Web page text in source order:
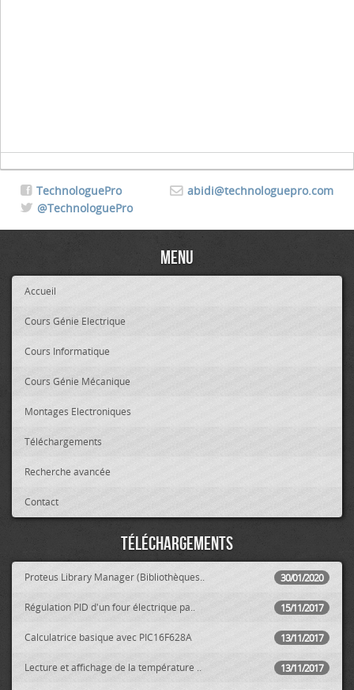
abidi@technologuepro.com
TechnologuePro
@TechnologuePro
Menu
Accueil
Cours Génie Electrique
Cours Informatique
Cours Génie Mécanique
Montages Electroniques
Téléchargements
Recherche avancée
Contact
Téléchargements
30/01/2020
Proteus Library Manager (Bibliothèques..
15/11/2017
Régulation PID d'un four électrique pa..
13/11/2017
Calculatrice basique avec PIC16F628A
13/11/2017
Lecture et affichage de la température ..